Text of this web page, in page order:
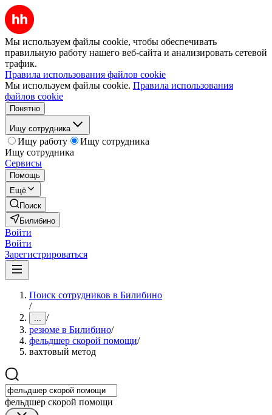
Мы используем файлы cookie, чтобы обеспечивать
правильную работу нашего веб-сайта и анализировать сетевой
трафик.
Правила использования файлов cookie
Мы используем файлы cookie. Правила использования
файлов cookie
Понятно
Ищу сотрудника
Ищу работу
Ищу сотрудника
Ищу сотрудника
Сервисы
Помощь
Ещё
Поиск
Билибино
Войти
Войти
Зарегистрироваться
Поиск сотрудников в Билибино
/
... /
резюме в Билибино/
фельдшер скорой помощи/
вахтовый метод
фельдшер скорой помощи